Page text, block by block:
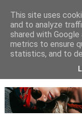
This site uses
and to analyze
shared with
metrics to ensure
statistics, and to